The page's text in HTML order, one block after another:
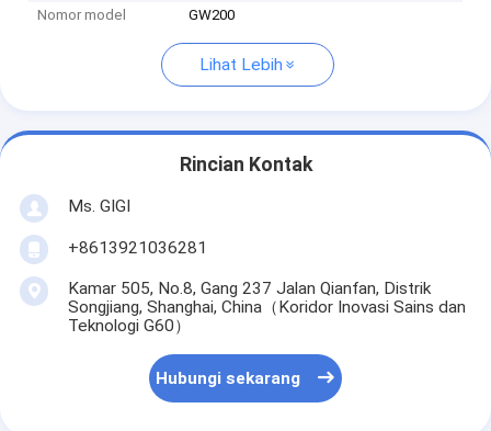
Nomor model
GW200
Lihat Lebih
Rincian Kontak
Ms. GIGI
+8613921036281
Kamar 505, No.8, Gang 237 Jalan Qianfan, Distrik
Songjiang, Shanghai, China（Koridor Inovasi Sains dan
Teknologi G60）
Hubungi sekarang